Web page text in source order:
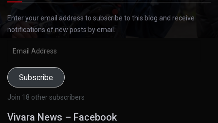
Enter your email address to subscribe to this blog and receive
notifications of new posts by email.
Subscribe
Join 18 other subscribers
Vivara News – Facebook